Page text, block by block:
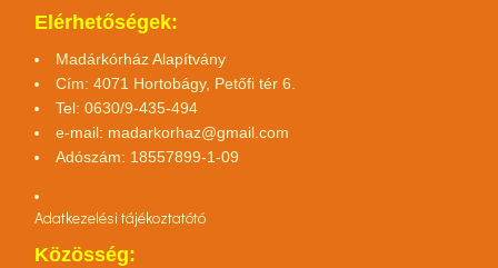
Elérhetőségek:
Madárkórház Alapítvány
Cím: 4071 Hortobágy, Petőfi tér 6.
Tel: 0630/9-435-494
e-mail: madarkorhaz@gmail.com
Adószám: 18557899-1-09
Adatkezelési tájékoztatótó
Közösség: